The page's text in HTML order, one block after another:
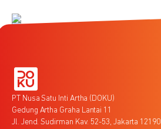
PT Nusa Satu Inti Artha (DOKU)
Gedung Artha Graha Lantai 11
Jl. Jend. Sudirman Kav. 52-53, Jakarta 12190